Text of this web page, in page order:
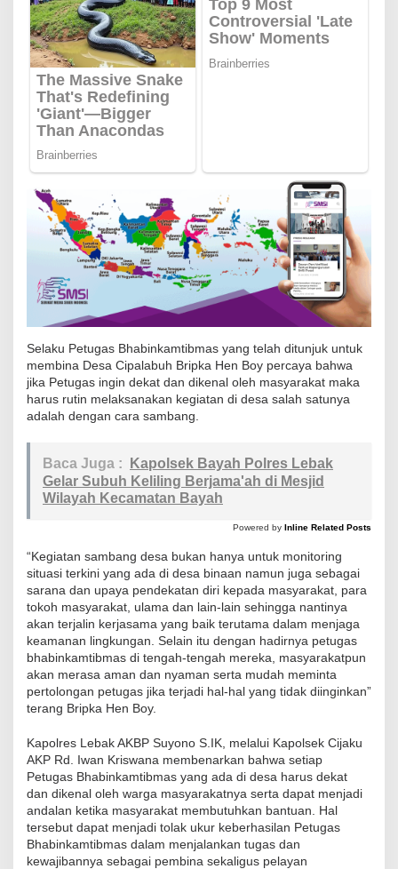
d
a
B
a
m
t
b
s
P
o
e
k
i
a
k
u
P
o
l
r
s
L
e
b
a
k
Selaku Petugas Bhabinkamtibmas yang telah ditunjuk untuk
membina Desa Cipalabuh Bripka Hen Boy percaya bahwa
jika Petugas ingin dekat dan dikenal oleh masyarakat maka
harus rutin melaksanakan kegiatan di desa salah satunya
adalah dengan cara sambang.
Baca Juga :
Kapolsek Bayah Polres Lebak
Gelar Subuh Keliling Berjama'ah di Mesjid
Wilayah Kecamatan Bayah
Powered by Inline Related Posts
“Kegiatan sambang desa bukan hanya untuk monitoring
situasi terkini yang ada di desa binaan namun juga sebagai
sarana dan upaya pendekatan diri kepada masyarakat, para
tokoh masyarakat, ulama dan lain-lain sehingga nantinya
akan terjalin kerjasama yang baik terutama dalam menjaga
keamanan lingkungan. Selain itu dengan hadirnya petugas
bhabinkamtibmas di tengah-tengah mereka, masyarakatpun
akan merasa aman dan nyaman serta mudah meminta
pertolongan petugas jika terjadi hal-hal yang tidak diinginkan”
terang Bripka Hen Boy.
Kapolres Lebak AKBP Suyono S.IK, melalui Kapolsek Cijaku
AKP Rd. Iwan Kriswana membenarkan bahwa setiap
Petugas Bhabinkamtibmas yang ada di desa harus dekat
dan dikenal oleh warga masyarakatnya serta dapat menjadi
andalan ketika masyarakat membutuhkan bantuan. Hal
tersebut dapat menjadi tolak ukur keberhasilan Petugas
Bhabinkamtibmas dalam menjalankan tugas dan
kewajibannya sebagai pembina sekaligus pelayan